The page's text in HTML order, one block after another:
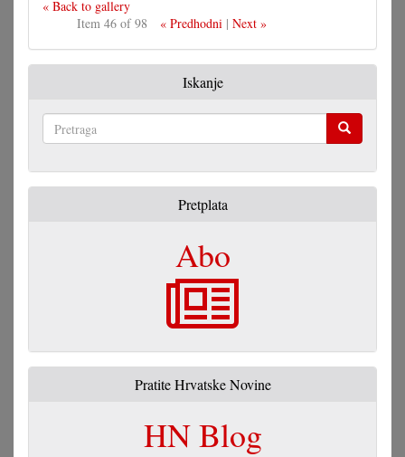
« Back to gallery
Item 46 of 98
« Predhodni| Next »
Iskanje
Pretplata
Abo
Pratite Hrvatske Novine
HN Blog